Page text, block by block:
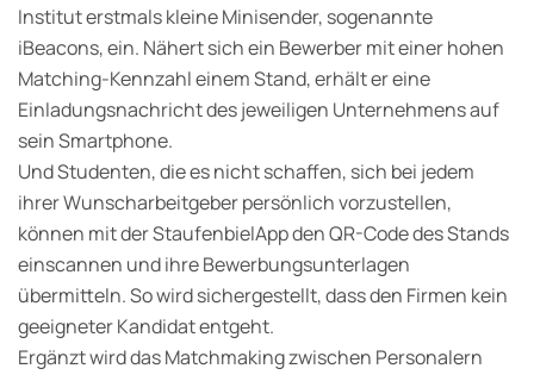
Institut erstmals kleine Minisender, sogenannte
iBeacons, ein. Nähert sich ein Bewerber mit einer hohen
Matching-Kennzahl einem Stand, erhält er eine
Einladungsnachricht des jeweiligen Unternehmens auf
sein Smartphone.
Und Studenten, die es nicht schaffen, sich bei jedem
ihrer Wunscharbeitgeber persönlich vorzustellen,
können mit der StaufenbielApp den QR-Code des Stands
einscannen und ihre Bewerbungsunterlagen
übermitteln. So wird sichergestellt, dass den Firmen kein
geeigneter Kandidat entgeht.
Ergänzt wird das Matchmaking zwischen Personalern